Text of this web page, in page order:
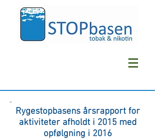
Rygestopbasens årsrapport for
aktiviteter afholdt i 2015 med
opfølgning i 2016